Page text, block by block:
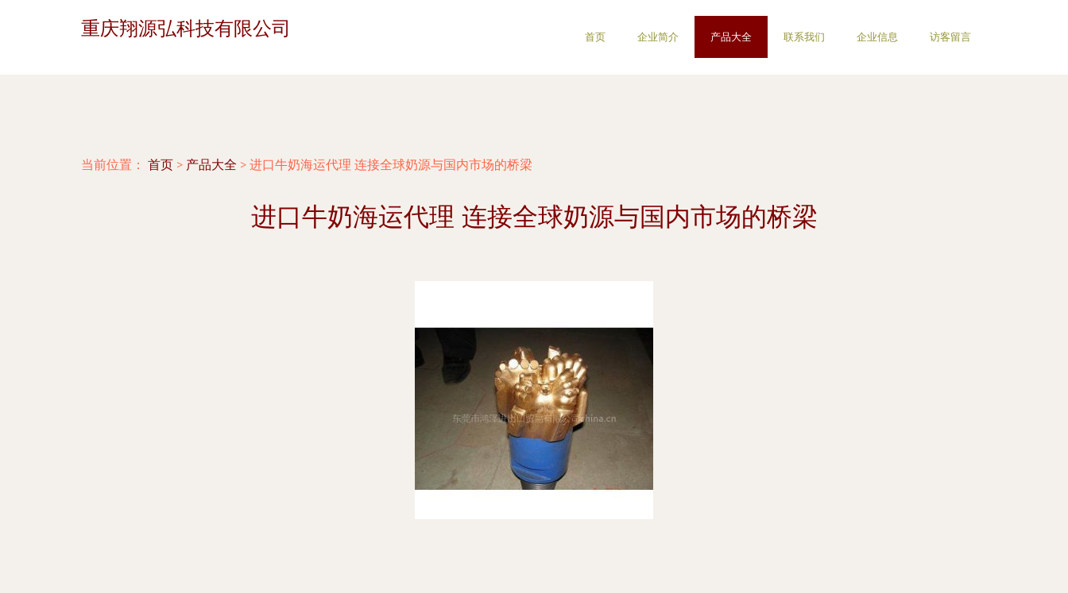
重庆翔源弘科技有限公司 首页 企业简介 产品大全 联系我们 企业信息 访客留言
当前位置： 首页 > 产品大全 > 进口牛奶海运代理 连接全球奶源与国内市场的桥梁
进口牛奶海运代理 连接全球奶源与国内市场的桥梁